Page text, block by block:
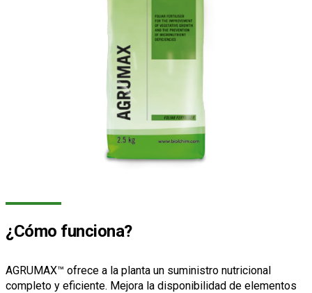
¿Cómo funciona?
AGRUMAX™ ofrece a la planta un suministro nutricional
completo y eficiente. Mejora la disponibilidad de elementos